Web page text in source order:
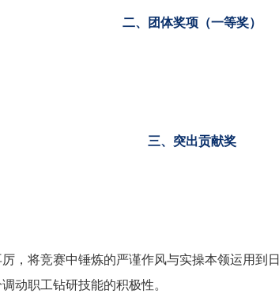
二、团体奖项（一等奖）
三、突出贡献奖
，将竞赛中锤炼的严谨作风与实操本领运用到
动职工钻研技能的积极性。